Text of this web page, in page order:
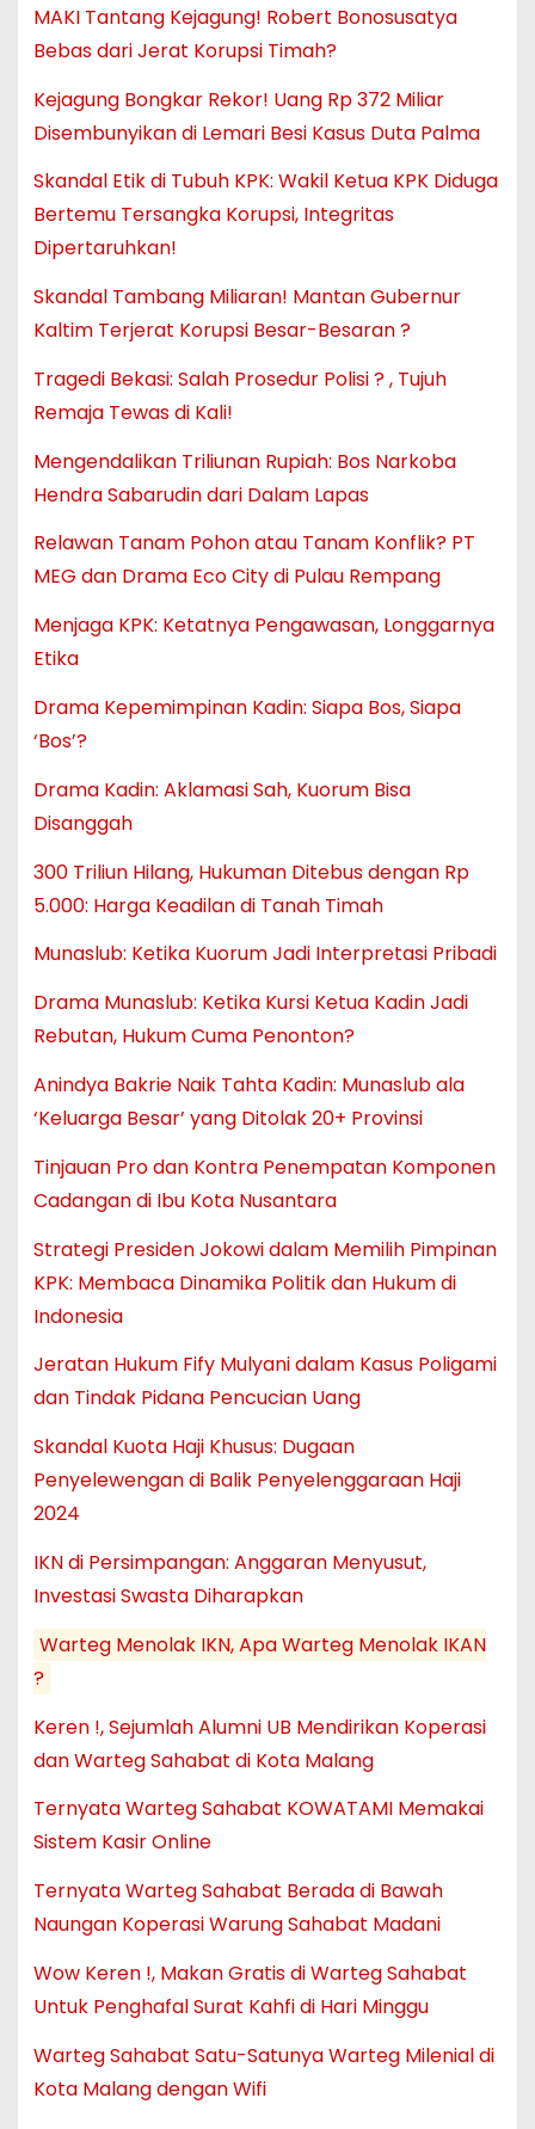
MAKI Tantang Kejagung! Robert Bonosusatya
Bebas dari Jerat Korupsi Timah?
Kejagung Bongkar Rekor! Uang Rp 372 Miliar
Disembunyikan di Lemari Besi Kasus Duta Palma
Skandal Etik di Tubuh KPK: Wakil Ketua KPK Diduga
Bertemu Tersangka Korupsi, Integritas
Dipertaruhkan!
Skandal Tambang Miliaran! Mantan Gubernur
Kaltim Terjerat Korupsi Besar-Besaran ?
Tragedi Bekasi: Salah Prosedur Polisi ? , Tujuh
Remaja Tewas di Kali!
Mengendalikan Triliunan Rupiah: Bos Narkoba
Hendra Sabarudin dari Dalam Lapas
Relawan Tanam Pohon atau Tanam Konflik? PT
MEG dan Drama Eco City di Pulau Rempang
Menjaga KPK: Ketatnya Pengawasan, Longgarnya
Etika
Drama Kepemimpinan Kadin: Siapa Bos, Siapa
‘Bos’?
Drama Kadin: Aklamasi Sah, Kuorum Bisa
Disanggah
300 Triliun Hilang, Hukuman Ditebus dengan Rp
5.000: Harga Keadilan di Tanah Timah
Munaslub: Ketika Kuorum Jadi Interpretasi Pribadi
Drama Munaslub: Ketika Kursi Ketua Kadin Jadi
Rebutan, Hukum Cuma Penonton?
Anindya Bakrie Naik Tahta Kadin: Munaslub ala
‘Keluarga Besar’ yang Ditolak 20+ Provinsi
Tinjauan Pro dan Kontra Penempatan Komponen
Cadangan di Ibu Kota Nusantara
Strategi Presiden Jokowi dalam Memilih Pimpinan
KPK: Membaca Dinamika Politik dan Hukum di
Indonesia
Jeratan Hukum Fify Mulyani dalam Kasus Poligami
dan Tindak Pidana Pencucian Uang
Skandal Kuota Haji Khusus: Dugaan
Penyelewengan di Balik Penyelenggaraan Haji
2024
IKN di Persimpangan: Anggaran Menyusut,
Investasi Swasta Diharapkan
Warteg Menolak IKN, Apa Warteg Menolak IKAN
?
Keren !, Sejumlah Alumni UB Mendirikan Koperasi
dan Warteg Sahabat di Kota Malang
Ternyata Warteg Sahabat KOWATAMI Memakai
Sistem Kasir Online
Ternyata Warteg Sahabat Berada di Bawah
Naungan Koperasi Warung Sahabat Madani
Wow Keren !, Makan Gratis di Warteg Sahabat
Untuk Penghafal Surat Kahfi di Hari Minggu
Warteg Sahabat Satu-Satunya Warteg Milenial di
Kota Malang dengan Wifi